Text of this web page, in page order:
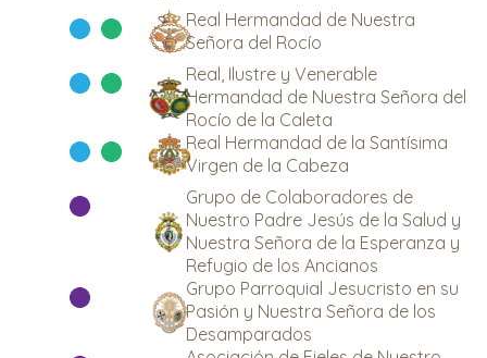
Real Hermandad de Nuestra
Señora del Rocío
Real, Ilustre y Venerable
Hermandad de Nuestra Señora del
Rocío de la Caleta
Real Hermandad de la Santísima
Virgen de la Cabeza
Grupo de Colaboradores de
Nuestro Padre Jesús de la Salud y
Nuestra Señora de la Esperanza y
Refugio de los Ancianos
Grupo Parroquial Jesucristo en su
Pasión y Nuestra Señora de los
Desamparados